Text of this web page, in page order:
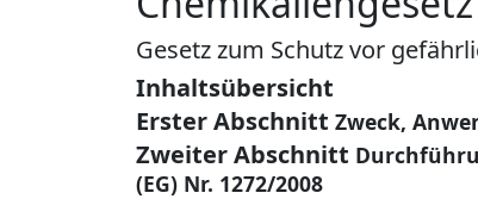
Gesetz zum Schutz vor
Inhaltsübersicht
Erster Abschnitt Zweck,
Zweiter Abschnitt
(EG) Nr. 1272/2008